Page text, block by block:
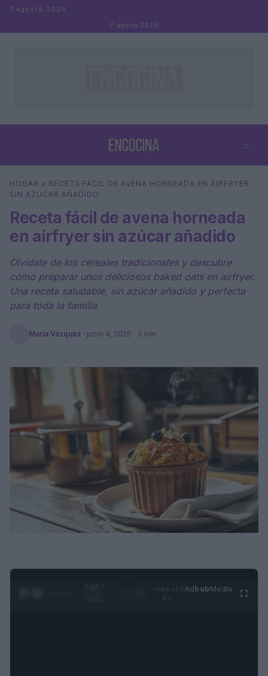
Saltar al contenido
7 agosto 2026
7 agosto 2026
⌕
Buscar ⌕ ×
HOGAR » RECETA FÁCIL DE AVENA HORNEADA EN AIRFRYER
SIN AZÚCAR AÑADIDO
Receta fácil de avena horneada
en airfryer sin azúcar añadido
Olvídate de los cereales tradicionales y descubre
cómo preparar unos deliciosos baked oats en airfryer.
Una receta saludable, sin azúcar añadido y perfecta
para toda la familia.
María Vázquez · junio 4, 2026 · 3 min
0:29 /
AdhubMedia